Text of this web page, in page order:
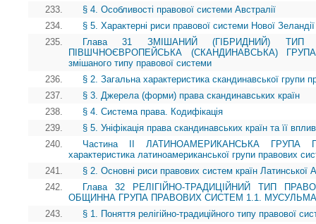
233.
§ 4. Особливості правової системи Австралії
234.
§ 5. Характерні риси правової системи Нової Зеландії
235.
Глава 31 ЗМІШАНИЙ (ГІБРИДНИЙ) ТИП
ПІВШЧНОЄВРОПЕЙСЬКА (СКАНДИНАВСЬКА)
змішаного типу правової системи
236.
§ 2. Загальна характеристика скандинавської групи
237.
§ 3. Джерела (форми) права скандинавських країн
238.
§ 4. Система права. Кодифікація
239.
§ 5. Уніфікація права скандинавських країн та її
240.
Частина II ЛАТИНОАМЕРИКАНСЬКА ГРУПА
характеристика латиноамериканської групи правових
241.
§ 2. Основні риси правових систем країн Латинської
242.
Глава 32 РЕЛІГІЙНО-ТРАДИЦІЙНИЙ ТИП
ОБЩИННА ГРУПА ПРАВОВИХ СИСТЕМ 1.1.
243.
§ 1. Поняття релігійно-традиційного типу правової